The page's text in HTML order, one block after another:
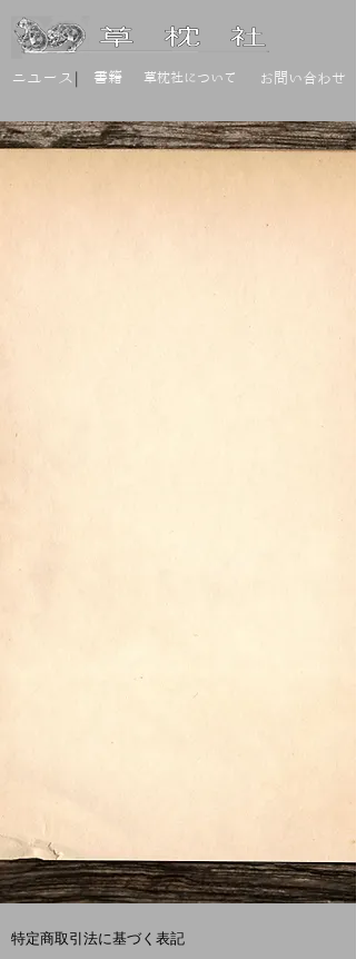
ニユース | 書籍 草枕社について お問い合わせ
特定商取引法に基づく表記